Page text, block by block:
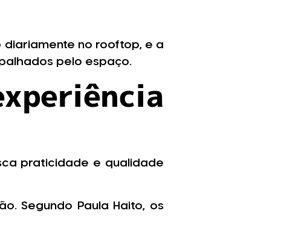
diariamente no rooftop, e a
pelo espaço.
praticidade e qualidade
Segundo Paula Haito, os